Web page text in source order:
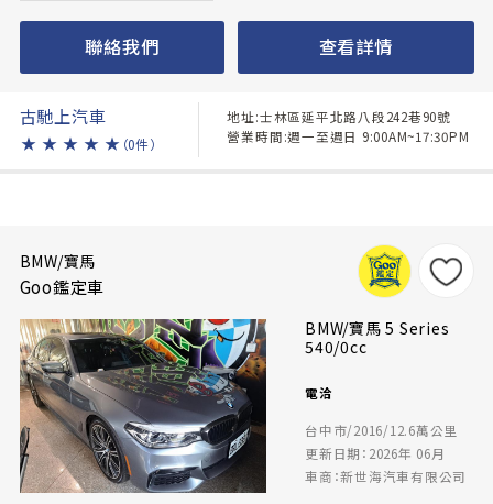
聯絡我們 查看詳情
古馳上汽車
★ ★ ★ ★ ★ （0件）
地址:士林區延平北路八段242巷90號
營業時間:週一至週日 9:00AM~17:30PM
BMW/寶馬
Goo鑑定車
BMW/寶馬 5 Series
540/0cc
電洽
台中市/2016/12.6萬公里
更新日期：2026年 06月
車商：新世海汽車有限公司